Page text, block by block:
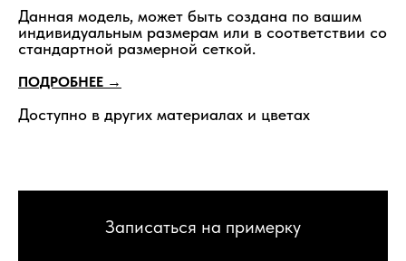
Данная модель, может быть создана по вашим
индивидуальным размерам или в соответствии со
стандартной размерной сеткой.
ПОДРОБНЕЕ →
Доступно в других материалах и цветах
Записаться на примерку